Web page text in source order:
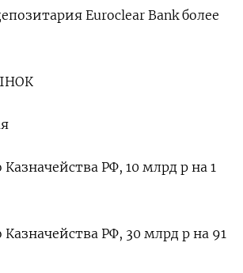
в Telegram —
@moscowtimes_ru
Euroclear Bank более
РФ, 10 млрд р на 1
РФ, 30 млрд р на 91